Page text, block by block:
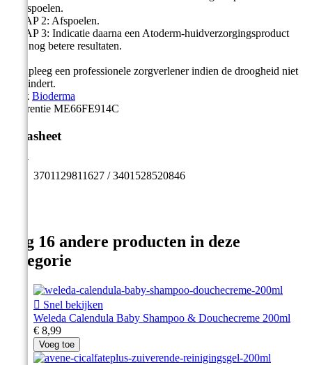
en afspoelen.
- STAP 2: Afspoelen.
- STAP 3: Indicatie daarna een Atoderm-huidverzorgingsproduct
voor nog betere resultaten.
Raadpleeg een professionele zorgverlener indien de droogheid niet
vermindert.
Merk Bioderma
Referentie ME66FE914C
Datasheet
EAN
3701129811627 / 3401528520846
Nog 16 andere producten in deze
categorie
 Snel bekijken
Weleda Calendula Baby Shampoo & Douchecreme 200ml
€ 8,99
Voeg toe